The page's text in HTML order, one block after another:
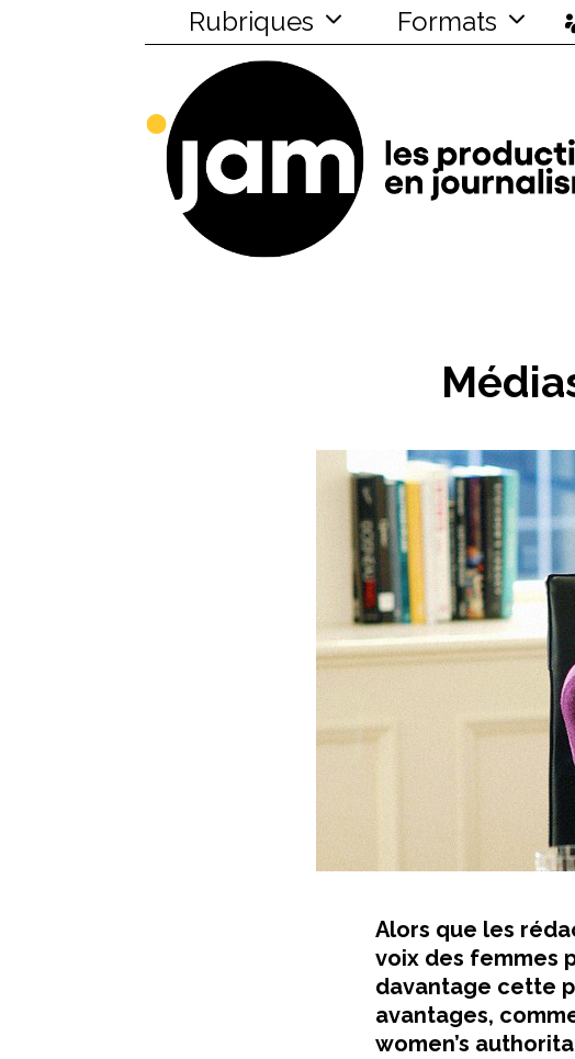
Rubriques Formats
Alors que les
voix des femmes
davantage cette
avantages,
women’s